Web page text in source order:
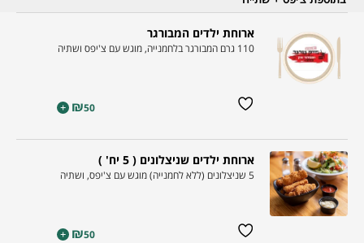
ארוחת ילדים המבורגר
110 גרם המבורגר בלחמנייה, מוגש עם צ'יפס ושתיה
₪50
+
ארוחת ילדים שניצלונים ( 5 יח' )
5 שניצלונים (ללא לחמנייה) מוגש עם צ'יפס, ושתיה
₪50
+